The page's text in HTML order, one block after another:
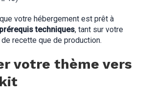
votre hébergement est prêt à
techniques, tant sur votre
recette que de production.
votre thème vers